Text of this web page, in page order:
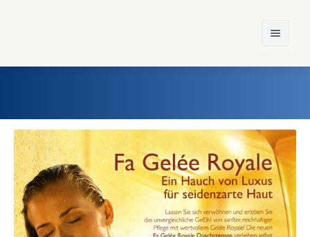
Home
Einst und Heute
Marken
Konzerne